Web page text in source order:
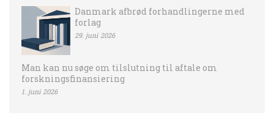
Danmark afbrød forhandlingerne med
forlag
29. juni 2026
Man kan nu søge om tilslutning til aftale om
forskningsfinansiering
1. juni 2026